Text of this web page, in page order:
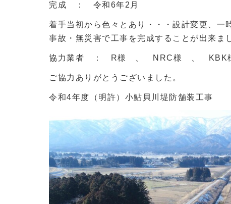
完成 ： 令和6年2月
着手当初から色々とあり・・・設計変更、一
事故・無災害で工事を完成することが出来ま
協力業者 ： R様 、 NRC様 、 KBK
ご協力ありがとうございました。
令和4年度（明許）小鮎貝川堤防舗装工事